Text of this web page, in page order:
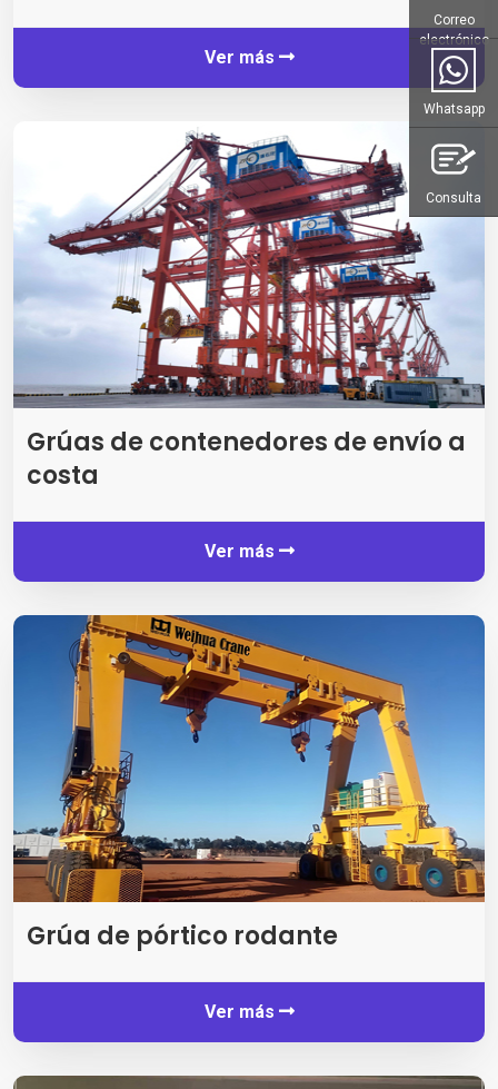
Ver más
Grúas de contenedores de envío a
costa
Ver más
Grúa de pórtico rodante
Ver más
Correo
electrónico
Whatsapp
Consulta